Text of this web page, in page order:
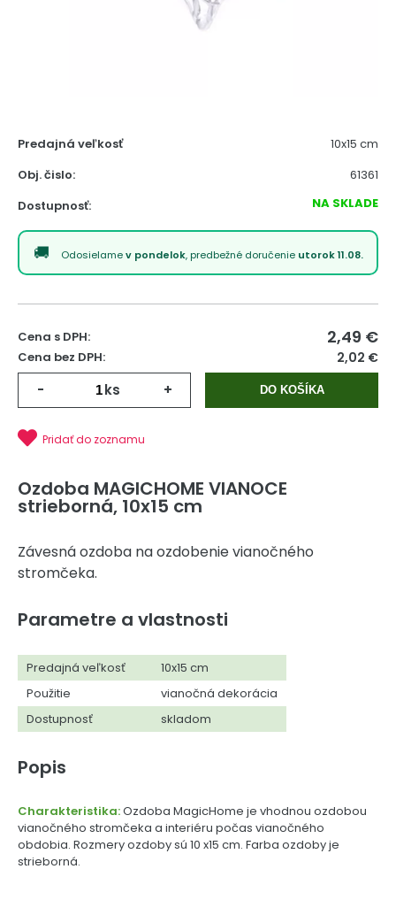
Predajná veľkosť
10x15 cm
Obj. čislo:
61361
Dostupnosť:
NA SKLADE
Odosielamev pondelok, predbežné doručenie utorok 11.08.
Cena s DPH: 2,49 €
Cena bez DPH: 2,02 €
- ks + DO KOŠÍKA
Pridať do zoznamu
Ozdoba MAGICHOME VIANOCE
strieborná, 10x15 cm
Závesná ozdoba na ozdobenie vianočného
stromčeka.
Parametre a vlastnosti
Predajná veľkosť
10x15 cm
Použitie
vianočná dekorácia
Dostupnosť
skladom
Popis
Charakteristika:Ozdoba MagicHome je vhodnou ozdobou
vianočného stromčeka a interiéru počas vianočného
obdobia. Rozmery ozdoby sú 10 x15 cm. Farba ozdoby je
strieborná.